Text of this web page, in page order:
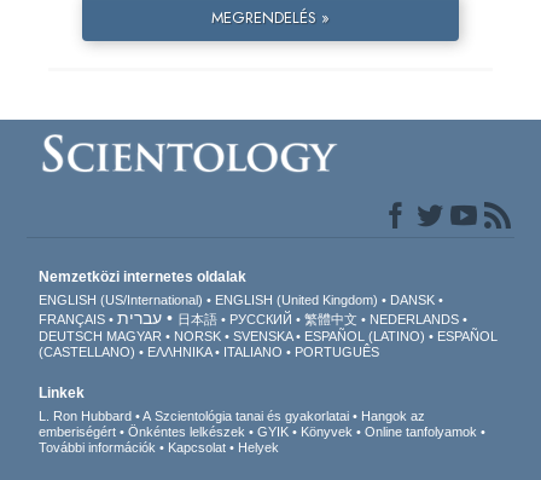
MEGRENDELÉS »
Nemzetközi internetes oldalak
ENGLISH (US/International) ENGLISH (United Kingdom)
DANSK
FRANÇAIS
עברית 日本語 РУССКИЙ 繁體中文
NEDERLANDS
DEUTSCH MAGYAR NORSK SVENSKA ESPAÑOL (LATINO)
ESPAÑOL
(CASTELLANO)
ΕΛΛΗΝΙΚA ITALIANO PORTUGUÊS
Linkek
L. Ron Hubbard A Szcientológia tanai és gyakorlatai
Hangok az
emberiségért
Önkéntes lelkészek GYIK Könyvek
Online tanfolyamok
További információk
Kapcsolat Helyek